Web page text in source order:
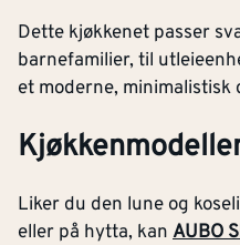
Dette kjøkkenet passer
barnefamilier, til
et moderne, minimalistisk
Liker du den lune og
eller på hytta, kan AUBO